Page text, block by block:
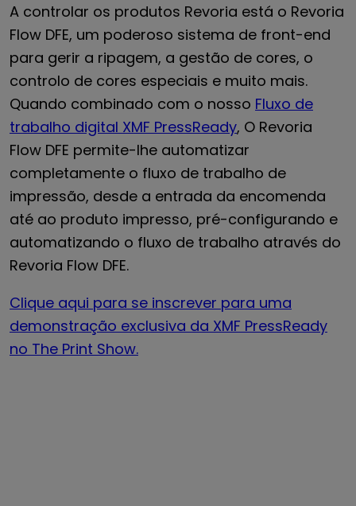
A controlar os produtos Revoria está o Revoria
Flow DFE, um poderoso sistema de front-end
para gerir a ripagem, a gestão de cores, o
controlo de cores especiais e muito mais.
Quando combinado com o nosso Fluxo de
trabalho digital XMF PressReady, O Revoria
Flow DFE permite-lhe automatizar
completamente o fluxo de trabalho de
impressão, desde a entrada da encomenda
até ao produto impresso, pré-configurando e
automatizando o fluxo de trabalho através do
Revoria Flow DFE.
Clique aqui para se inscrever para uma
demonstração exclusiva da XMF PressReady
no The Print Show.